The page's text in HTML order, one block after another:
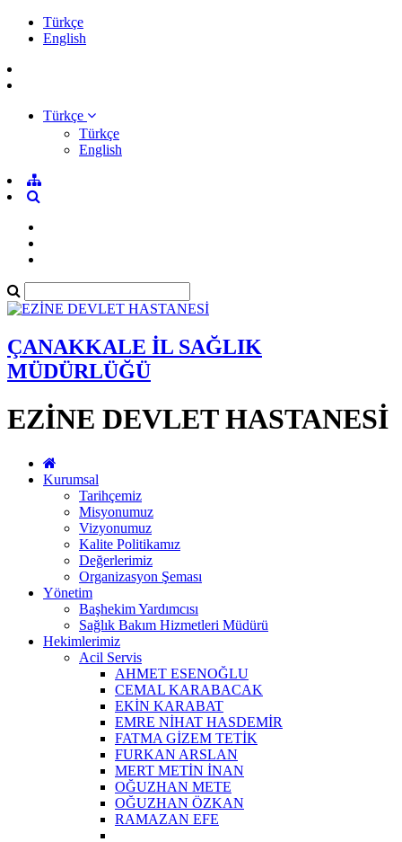
Türkçe
English
Türkçe
Türkçe
English
ÇANAKKALE İL SAĞLIK
MÜDÜRLÜĞÜ
EZİNE DEVLET HASTANESİ
Kurumsal
Tarihçemiz
Misyonumuz
Vizyonumuz
Kalite Politikamız
Değerlerimiz
Organizasyon Şeması
Yönetim
Başhekim Yardımcısı
Sağlık Bakım Hizmetleri Müdürü
Hekimlerimiz
Acil Servis
AHMET ESENOĞLU
CEMAL KARABACAK
EKİN KARABAT
EMRE NİHAT HASDEMİR
FATMA GİZEM TETİK
FURKAN ARSLAN
MERT METİN İNAN
OĞUZHAN METE
OĞUZHAN ÖZKAN
RAMAZAN EFE